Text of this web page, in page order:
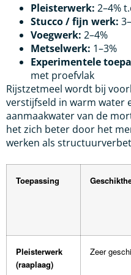
Pleisterwerk: 2–4%
Stucco / fijn werk:
Voegwerk: 2–4%
Metselwerk: 1–3%
Experimentele
met proefvlak
Rijstzetmeel wordt bij
verstijfseld in warm water
aanmaakwater van de
het zich beter door het
werken als
Toepassing
Pleisterwerk
(raaplaag)
Zeer